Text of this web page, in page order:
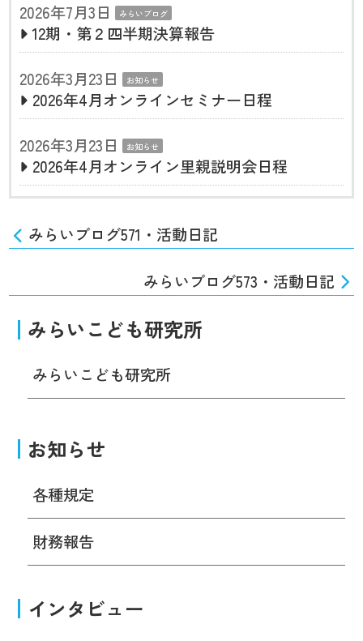
2026年7月3日
みらいブログ
12期・第２四半期決算報告
2026年3月23日
お知らせ
2026年4月オンラインセミナー日程
2026年3月23日
お知らせ
2026年4月オンライン里親説明会日程
みらいブログ571・活動日記
みらいブログ573・活動日記
みらいこども研究所
みらいこども研究所
お知らせ
各種規定
財務報告
インタビュー